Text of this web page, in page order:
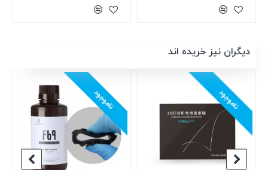
دیگران نیز خریده اند
ناموجود ناموجود